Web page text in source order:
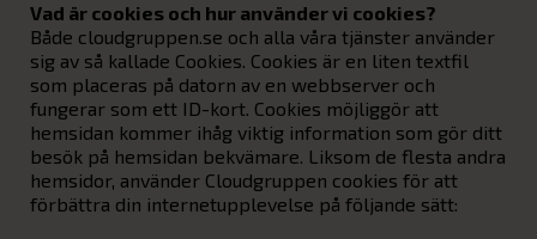
Vad är cookies och hur använder vi cookies?
Både cloudgruppen.se och alla våra tjänster använder
sig av så kallade Cookies. Cookies är en liten textfil
som placeras på datorn av en webbserver och
fungerar som ett ID-kort. Cookies möjliggör att
hemsidan kommer ihåg viktig information som gör ditt
besök på hemsidan bekvämare. Liksom de flesta andra
hemsidor, använder Cloudgruppen cookies för att
förbättra din internetupplevelse på följande sätt: